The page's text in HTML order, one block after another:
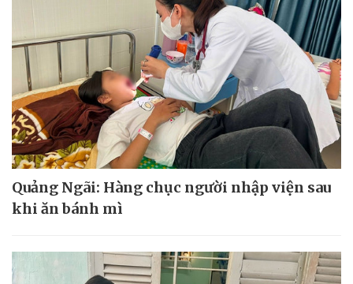
Quảng Ngãi: Hàng chục người nhập viện sau
khi ăn bánh mì